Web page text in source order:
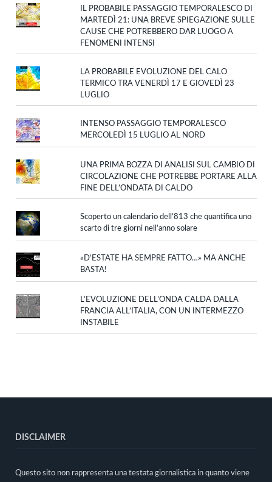
IL PROBABILE PASSAGGIO TEMPORALESCO DI
MARTEDÌ 21: UNA BREVE SPIEGAZIONE SULLE
CAUSE CHE POTREBBERO DAR LUOGO A
FENOMENI INTENSI
LA PROBABILE EVOLUZIONE DEL CALO
TERMICO TRA VENERDÌ 17 E GIOVEDÌ 23
LUGLIO
INTENSO PASSAGGIO TEMPORALESCO
MERCOLEDÌ 15 LUGLIO AL NORD
UNA PRIMA BOZZA DI ANALISI SUL CAMBIO DI
CIRCOLAZIONE CHE POTREBBE PORTARE ALLA
FINE DELL’ONDATA DI CALDO
Scoperto un calendario dell’813 che quantifica uno
scarto di tre giorni nell’anno solare
«D’ESTATE HA SEMPRE FATTO…» MA ANCHE
BASTA!
L’EVOLUZIONE DELL’ONDA CALDA DALLA
FRANCIA ALL’ITALIA, CON UN INTERMEZZO
INSTABILE
DISCLAIMER
Questo sito non rappresenta una testata giornalistica in quanto viene